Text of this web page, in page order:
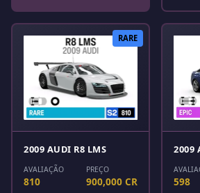
RARE
2009 AUDI R8 LMS
AVALIAÇÃO
810
PREÇO
900,000 CR
2009
598